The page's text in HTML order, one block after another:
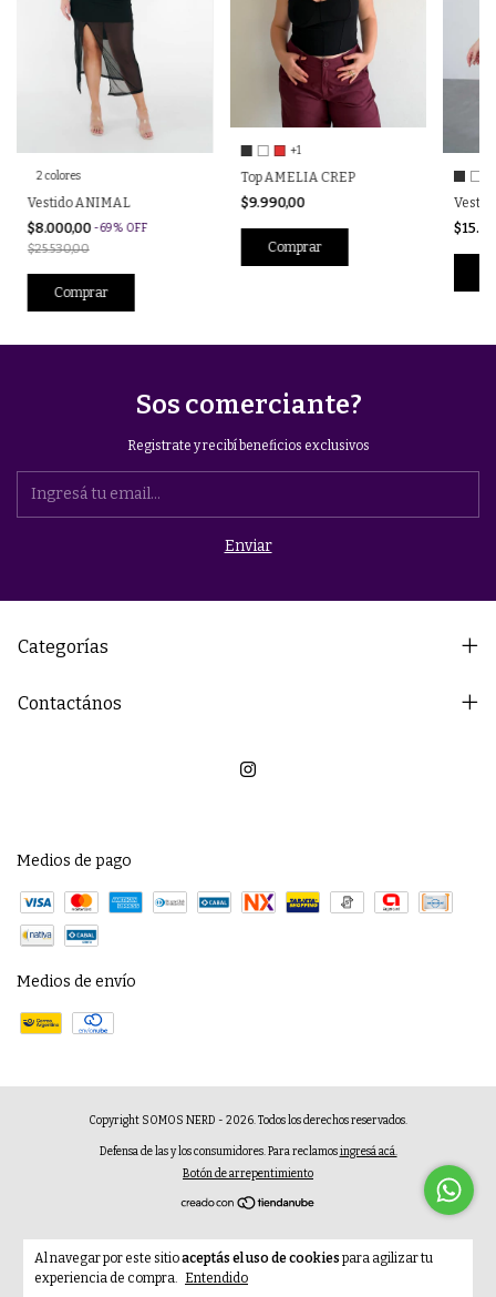
Al navegar por este sitioaceptás el uso de cookies para agilizar tu
experiencia de compra. Entendido
2 colores
Vestido ANIMAL
$8.000,00 -69% OFF
$25.530,00
Comprar
+1
Top AMELIA CREP
$9.990,00
Comprar
Sos comerciante?
Registrate y recibí beneficios exclusivos
Categorías
Contactános
Medios de pago
Medios de envío
Copyright SOMOS NERD - 2026. Todos los derechos reservados.
Defensa de las y los consumidores. Para reclamos ingresá acá.
Botón de arrepentimiento